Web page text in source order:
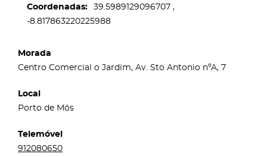
Coordenadas
39.5989129096707
-8.817863220225988
Morada
Centro Comercial o Jardim, Av. Sto Antonio nºA, 7
Local
Porto de Mós
Telemóvel
912080650